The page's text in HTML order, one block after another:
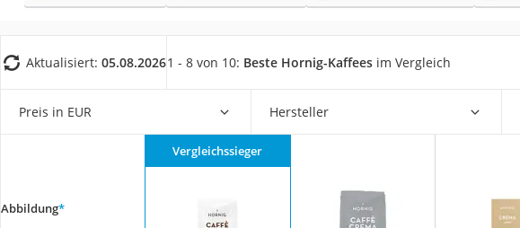
Trüffelöl
Erythrit
Müsli ohne Zuckerzusatz
Aktualisiert: 05.08.20261 - 8 von 10: Beste Hornig-Kaffees im Vergleich
Preis in EUR Hersteller
Abbildung*
Vergleichssieger